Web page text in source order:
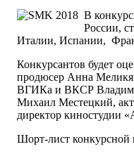
В
России,
Италии, Испании,
Конкурсантов будет
продюсер Анна
ВГИКа и ВКСР
Михаил Местецкий,
директор киностудии
Шорт-лист